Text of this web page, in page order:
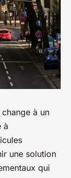
à un
à
une solution
qui